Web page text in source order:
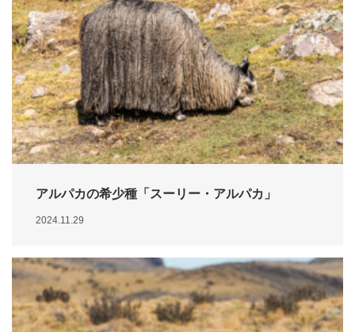
アルパカの希少種「スーリー・アルパカ」
2024.11.29